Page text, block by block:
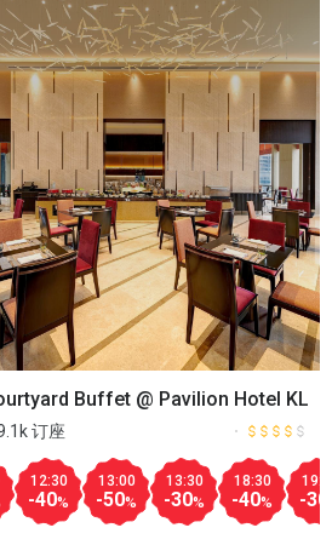
20:00
-20 %
20:30
-30%
13:30
-50 %
Aug.08
18:00
-10%
18:30
-10%
Buffet @ Pavilion Hotel KL
订座
12:30
-40%
13:00
-50%
13:30
-30%
18:30
-40%
19:00
-30